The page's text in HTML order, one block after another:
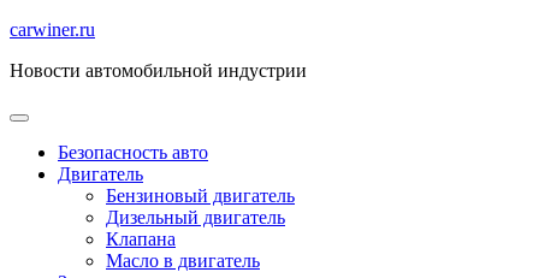
Перейти
содержимому
carwiner.ru
Новости автомобильной индустрии
Безопасность авто
Двигатель
Бензиновый двигатель
Дизельный двигатель
Клапана
Масло в двигатель